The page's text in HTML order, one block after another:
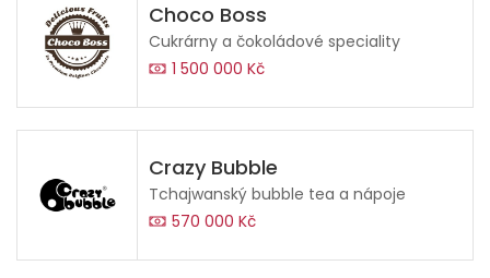
Choco Boss
Cukrárny a čokoládové speciality
1 500 000 Kč
Crazy Bubble
Tchajwanský bubble tea a nápoje
570 000 Kč